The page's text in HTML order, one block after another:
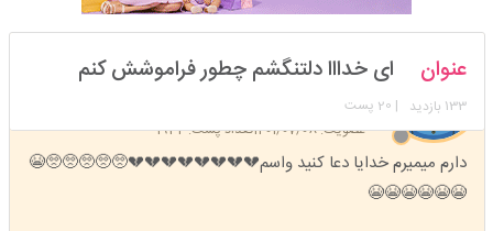
mahlinn48
عضویت: 1401/07/08 تعداد پست: 1934
عنوان ای خدااا دلتنگشم چطور فراموشش کنم
133 بازدید | 20 پست
دارم میمیرم خدایا دعا کنید واسم💔💔💔💔💔💔💔💔🥺🥺🥺🥺🥺😭
😭😭😭😭😭😭